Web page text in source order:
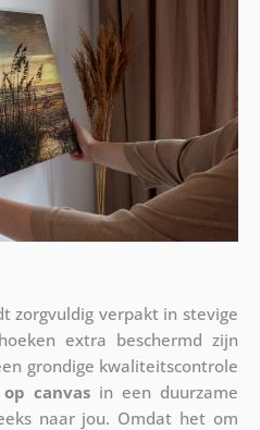
zorgvuldig verpakt in stevige
extra beschermd zijn
grondige kwaliteitscontrole
canvasin een duurzame
naar jou. Omdat het om